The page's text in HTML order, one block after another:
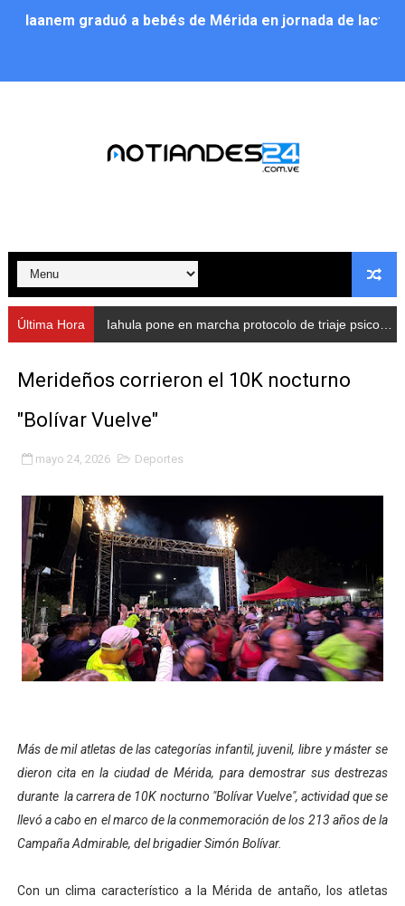
Iaanem graduó a bebés de Mérida en jornada de
Alcalde Nelson Álvarez llevó jornada recreativa a la
Nevado Gas optimiza servicio residencial en la
Balance semestral impulsa inclusión y atención a
Plan Vacacional Comunitario “Ríe 2026” recorre las
Alcaldía del Municipio Libertador realizó una jornada
Fundacite Mérida dicta taller gratuito de electrónica
INN-Mérida celebró el Lacto grado para promover el
Impulsan plan estratégico de seguridad ciudadana
Mérida impulsa desarrollo económico con taller de
Fomficc consolida alianzas e impulsa la economía
Niños de Estudiantes de Mérida sembraron 110
Corposalud y Secretaría Social fortalecen la atención
Entregan planta eléctrica para fortalecer la atención
Expertos inspeccionan espacios del OAN para la
Dictan MasterClass en el marco del Encuentro LAGO
Última Hora Iahula pone en marcha protocolo de triaje psicosocial para atender a rescatistas
Merideños corrieron el 10K nocturno
"Bolívar Vuelve"
mayo 24, 2026 Deportes
Más de mil atletas de las categorías infantil, juvenil, libre y máster se
dieron cita en la ciudad de Mérida, para demostrar sus destrezas
durante la carrera de 10K nocturno "Bolívar Vuelve", actividad que se
llevó a cabo en el marco de la conmemoración de los 213 años de la
Campaña Admirable, del brigadier Simón Bolívar.
Con un clima característico a la Mérida de antaño, los atletas